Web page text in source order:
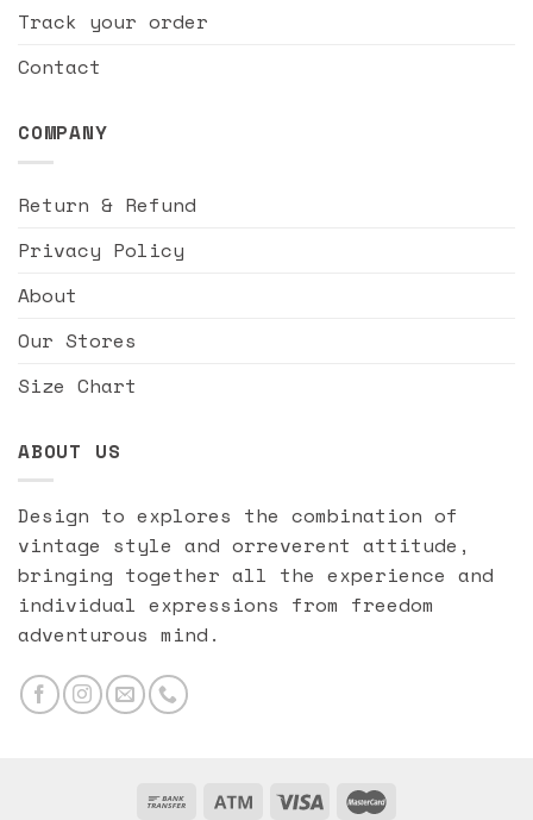
Track your order
Contact
COMPANY
Return & Refund
Privacy Policy
About
Our Stores
Size Chart
ABOUT US
Design to explores the combination of
vintage style and orreverent attitude,
bringing together all the experience and
individual expressions from freedom
adventurous mind.